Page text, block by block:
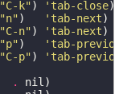
"C-k") 'tab-close)
"n") 'tab-next)
"C-n") 'tab-next)
"p")
'tab-previous
"C-p")
'tab-previous
. nil )